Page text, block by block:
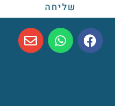
שליחה